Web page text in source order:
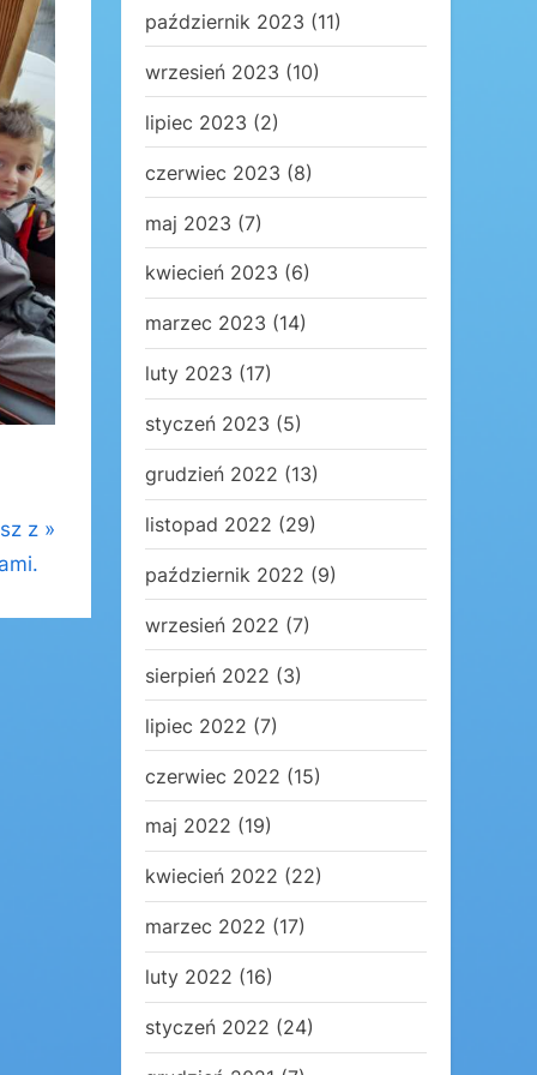
z
październik 2023 (11)
wrzesień 2023 (10)
lipiec 2023 (2)
czerwiec 2023 (8)
maj 2023 (7)
kwiecień 2023 (6)
marzec 2023 (14)
luty 2023 (17)
styczeń 2023 (5)
grudzień 2022 (13)
listopad 2022 (29)
październik 2022 (9)
wrzesień 2022 (7)
sierpień 2022 (3)
lipiec 2022 (7)
czerwiec 2022 (15)
maj 2022 (19)
kwiecień 2022 (22)
marzec 2022 (17)
luty 2022 (16)
styczeń 2022 (24)